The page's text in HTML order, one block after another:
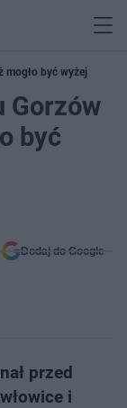
mogło być wyżej
Gorzów
być
Dodaj do Google
przed
i